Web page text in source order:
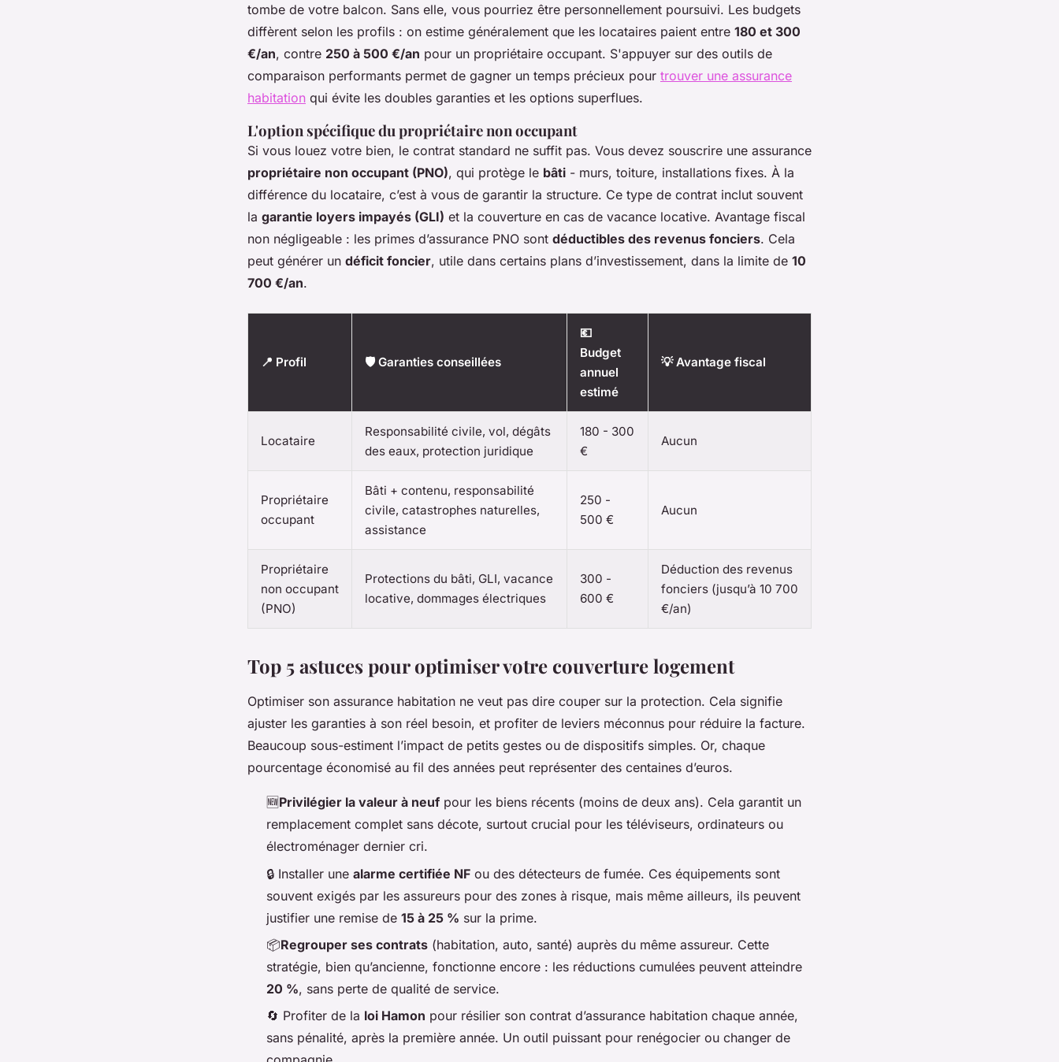
tombe de votre balcon. Sans elle, vous pourriez être personnellement poursuivi. Les budgets
diffèrent selon les profils : on estime généralement que les locataires paient entre 180 et 300
€/an, contre 250 à 500 €/an pour un propriétaire occupant. S'appuyer sur des outils de
comparaison performants permet de gagner un temps précieux pour trouver une assurance
habitation qui évite les doubles garanties et les options superflues.
L'option spécifique du propriétaire non occupant
Si vous louez votre bien, le contrat standard ne suffit pas. Vous devez souscrire une assurance
propriétaire non occupant (PNO), qui protège le bâti - murs, toiture, installations fixes. À la
différence du locataire, c’est à vous de garantir la structure. Ce type de contrat inclut souvent
la garantie loyers impayés (GLI) et la couverture en cas de vacance locative. Avantage fiscal
non négligeable : les primes d’assurance PNO sont déductibles des revenus fonciers. Cela
peut générer un déficit foncier, utile dans certains plans d’investissement, dans la limite de 10
700 €/an.
📍 Profil 🛡️ Garanties conseillées
💶
Budget
annuel
estimé
💡 Avantage fiscal
Locataire
Responsabilité civile, vol, dégâts
des eaux, protection juridique
180 - 300
€
Aucun
Propriétaire
occupant
Bâti + contenu, responsabilité
civile, catastrophes naturelles,
assistance
250 -
500 €
Aucun
Propriétaire
non occupant
(PNO)
Protections du bâti, GLI, vacance
locative, dommages électriques
300 -
600 €
Déduction des revenus
fonciers (jusqu’à 10 700
€/an)
Top 5 astuces pour optimiser votre couverture logement
Optimiser son assurance habitation ne veut pas dire couper sur la protection. Cela signifie
ajuster les garanties à son réel besoin, et profiter de leviers méconnus pour réduire la facture.
Beaucoup sous-estiment l’impact de petits gestes ou de dispositifs simples. Or, chaque
pourcentage économisé au fil des années peut représenter des centaines d’euros.
🆕Privilégier la valeur à neuf pour les biens récents (moins de deux ans). Cela garantit un
remplacement complet sans décote, surtout crucial pour les téléviseurs, ordinateurs ou
électroménager dernier cri.
🔒 Installer une alarme certifiée NF ou des détecteurs de fumée. Ces équipements sont
souvent exigés par les assureurs pour des zones à risque, mais même ailleurs, ils peuvent
justifier une remise de 15 à 25 % sur la prime.
📦Regrouper ses contrats (habitation, auto, santé) auprès du même assureur. Cette
stratégie, bien qu’ancienne, fonctionne encore : les réductions cumulées peuvent atteindre
20 %, sans perte de qualité de service.
🔄 Profiter de la loi Hamon pour résilier son contrat d’assurance habitation chaque année,
sans pénalité, après la première année. Un outil puissant pour renégocier ou changer de